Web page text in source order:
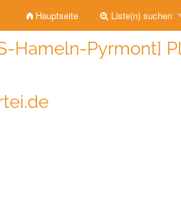
Hauptseite Liste(n) suchen
Hameln-Pyrmont]